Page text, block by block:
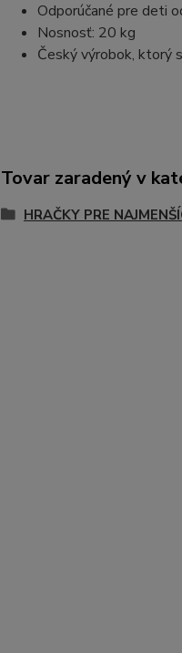
Odporúčané pre deti
Nosnosť: 20 kg
Český výrobok, ktorý
Tovar zaradený v
HRAČKY PRE